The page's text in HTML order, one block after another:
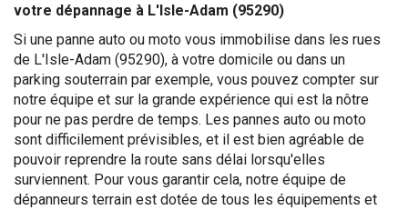
votre dépannage à L'Isle-Adam (95290)
Si une panne auto ou moto vous immobilise dans les rues
de L'Isle-Adam (95290), à votre domicile ou dans un
parking souterrain par exemple, vous pouvez compter sur
notre équipe et sur la grande expérience qui est la nôtre
pour ne pas perdre de temps. Les pannes auto ou moto
sont difficilement prévisibles, et il est bien agréable de
pouvoir reprendre la route sans délai lorsqu'elles
surviennent. Pour vous garantir cela, notre équipe de
dépanneurs terrain est dotée de tous les équipements et